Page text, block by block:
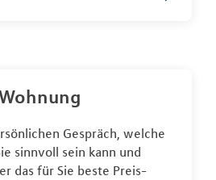
Gespräch, welche
sinnvoll sein kann und
das für Sie beste Preis-